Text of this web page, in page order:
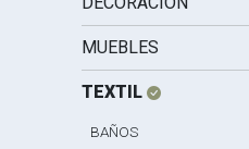
MUEBLES
TEXTIL
BAÑOS